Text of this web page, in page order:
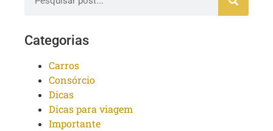
Categorias
Carros
Consórcio
Dicas
Dicas para viagem
Importante